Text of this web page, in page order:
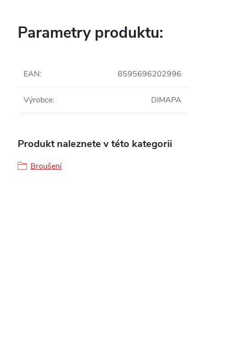
Parametry produktu:
EAN: 8595696202996
Výrobce: DIMAPA
Produkt naleznete v této kategorii
Broušení